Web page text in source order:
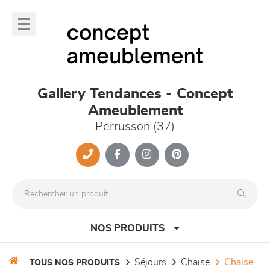
Gallery Tendances - Concept
Ameublement
Perrusson (37)
NOS PRODUITS
TOUS NOS PRODUITS séjours chaise chaise